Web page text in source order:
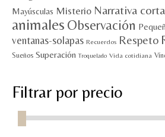
Mayúsculas Misterio Narrativa corta
animales Observación
ventanas-solapas Recuerdos Respeto
Sueños Superación Troquelado Vida cotidiana
Filtrar por precio